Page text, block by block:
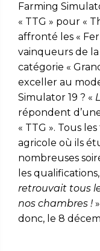
Farming
« TTG » pour «
affronté les «
vainqueurs de
catégorie «
exceller au
Simulator 19 ? «
répondent
« TTG ». Tous
agricole où ils
nombreuses
les
retrouvait tous
nos chambres !
donc, le 8